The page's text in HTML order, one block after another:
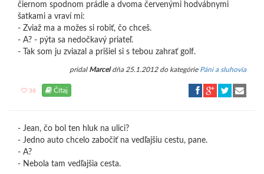
čiernom spodnom prádle a dvoma červenými hodvábnymi
šatkami a vraví mi:
- Zviaž ma a možes si robiť, čo chceš.
- A? - pýta sa nedočkavý priateľ.
- Tak som ju zviazal a prišiel si s tebou zahrať golf.
pridal Marceldňa 25.1.2012 do kategórie Páni a sluhovia
38 Čítaj
- Jean, čo bol ten hluk na ulici?
- Jedno auto chcelo zabočiť na vedľajšiu cestu, pane.
- A?
- Nebola tam vedľajšia cesta.